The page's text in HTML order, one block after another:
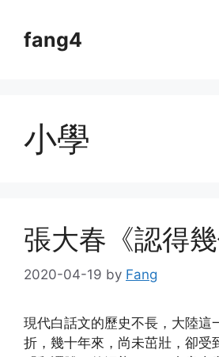
contentfang4
小學
張大春《認得幾
2020-04-19 by Fang
現代白話文的歷史不長，大陸這
折，幾十年來，尚未茁壯，卻受